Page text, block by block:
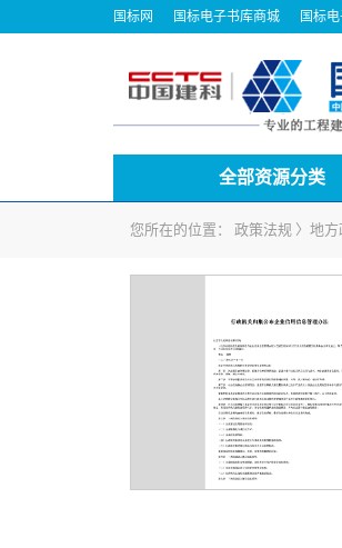
国标网 国标电子书库商城 国标
全部资源分类
您所在的位置： 政策法规 〉 地方